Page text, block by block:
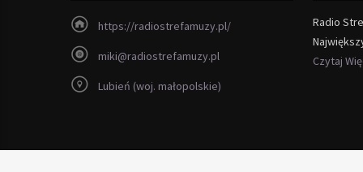
https://radiostrefamuzy.pl/
miki@radiostrefamuzy.pl
Lubień (woj. małopolskie)
Radio
Czytaj